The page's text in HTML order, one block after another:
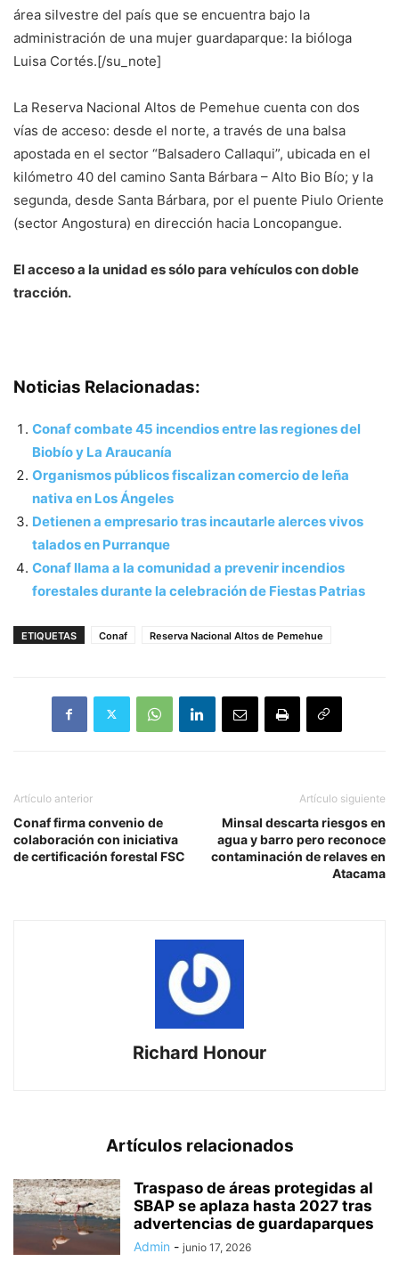
área silvestre del país que se encuentra bajo la
administración de una mujer guardaparque: la bióloga
Luisa Cortés.[/su_note]
La Reserva Nacional Altos de Pemehue cuenta con dos
vías de acceso: desde el norte, a través de una balsa
apostada en el sector “Balsadero Callaqui”, ubicada en el
kilómetro 40 del camino Santa Bárbara – Alto Bio Bío; y la
segunda, desde Santa Bárbara, por el puente Piulo Oriente
(sector Angostura) en dirección hacia Loncopangue.
El acceso a la unidad es sólo para vehículos con doble
tracción.
Noticias Relacionadas:
Conaf combate 45 incendios entre las regiones del
Biobío y La Araucanía
Organismos públicos fiscalizan comercio de leña
nativa en Los Ángeles
Detienen a empresario tras incautarle alerces vivos
talados en Purranque
Conaf llama a la comunidad a prevenir incendios
forestales durante la celebración de Fiestas Patrias
ETIQUETAS Conaf Reserva Nacional Altos de Pemehue
Artículo anterior
Conaf firma convenio de
colaboración con iniciativa
de certificación forestal FSC
Artículo siguiente
Minsal descarta riesgos en
agua y barro pero reconoce
contaminación de relaves en
Atacama
Richard Honour
Artículos relacionados
Traspaso de áreas protegidas al
SBAP se aplaza hasta 2027 tras
advertencias de guardaparques
Admin - junio 17, 2026